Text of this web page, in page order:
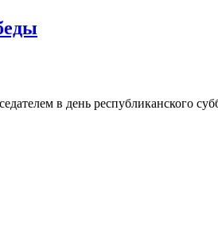
в день республиканского